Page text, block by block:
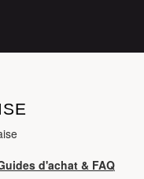
d'achat & FAQ